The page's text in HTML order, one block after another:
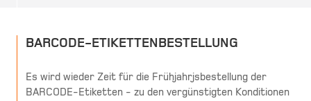
BARCODE-ETIKETTENBESTELLUNG
Es wird wieder Zeit für die Frühjahrjsbestellung der
BARCODE-Etiketten - zu den vergünstigten Konditionen